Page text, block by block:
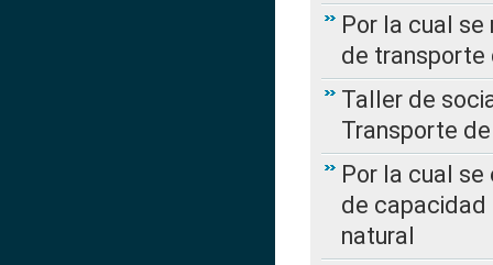
Por la cual
de transporte
Taller de
Transporte
Por la cual
de capacidad
natural